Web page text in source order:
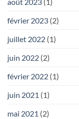
février 2023 (2)
juillet 2022 (1)
juin 2022 (2)
février 2022 (1)
juin 2021 (1)
mai 2021 (2)